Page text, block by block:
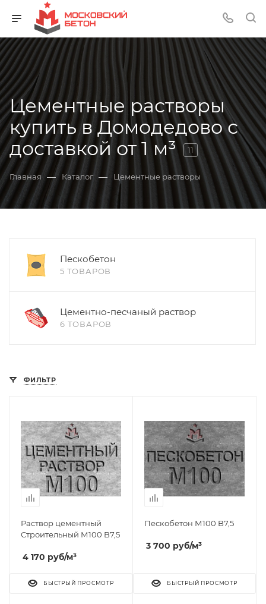
Цементные растворы
купить в Домодедово с
доставкой от 1 м³
11
Главная — Каталог — Цементные растворы
Пескобетон
5 ТОВАРОВ
Цементно-песчаный раствор
6 ТОВАРОВ
ФИЛЬТР
Раствор цементный
Строительный М100 B7,5
4 170 руб/м³
БЫСТРЫЙ ПРОСМОТР
Пескобетон М100 B7,5
3 700 руб/м³
БЫСТРЫЙ ПРОСМОТР